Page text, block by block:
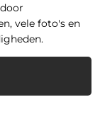
vele foto's en